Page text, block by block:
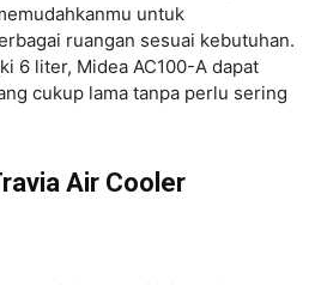
untuk
ruangan sesuai kebutuhan.
6 liter, Midea AC100-A dapat
cukup lama tanpa perlu sering
Air Cooler